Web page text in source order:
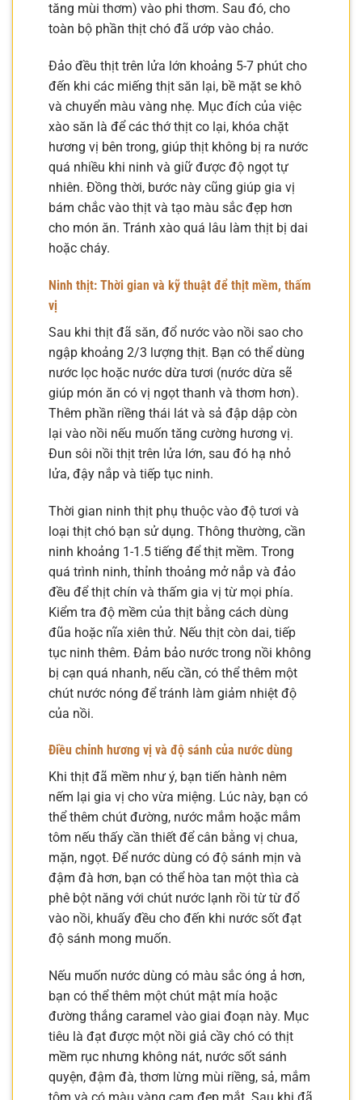
tăng mùi thơm) vào phi thơm. Sau đó, cho
toàn bộ phần thịt chó đã ướp vào chảo.
Đảo đều thịt trên lửa lớn khoảng 5-7 phút cho
đến khi các miếng thịt săn lại, bề mặt se khô
và chuyển màu vàng nhẹ. Mục đích của việc
xào săn là để các thớ thịt co lại, khóa chặt
hương vị bên trong, giúp thịt không bị ra nước
quá nhiều khi ninh và giữ được độ ngọt tự
nhiên. Đồng thời, bước này cũng giúp gia vị
bám chắc vào thịt và tạo màu sắc đẹp hơn
cho món ăn. Tránh xào quá lâu làm thịt bị dai
hoặc cháy.
Ninh thịt: Thời gian và kỹ thuật để thịt mềm, thấm
vị
Sau khi thịt đã săn, đổ nước vào nồi sao cho
ngập khoảng 2/3 lượng thịt. Bạn có thể dùng
nước lọc hoặc nước dừa tươi (nước dừa sẽ
giúp món ăn có vị ngọt thanh và thơm hơn).
Thêm phần riềng thái lát và sả đập dập còn
lại vào nồi nếu muốn tăng cường hương vị.
Đun sôi nồi thịt trên lửa lớn, sau đó hạ nhỏ
lửa, đậy nắp và tiếp tục ninh.
Thời gian ninh thịt phụ thuộc vào độ tươi và
loại thịt chó bạn sử dụng. Thông thường, cần
ninh khoảng 1-1.5 tiếng để thịt mềm. Trong
quá trình ninh, thỉnh thoảng mở nắp và đảo
đều để thịt chín và thấm gia vị từ mọi phía.
Kiểm tra độ mềm của thịt bằng cách dùng
đũa hoặc nĩa xiên thử. Nếu thịt còn dai, tiếp
tục ninh thêm. Đảm bảo nước trong nồi không
bị cạn quá nhanh, nếu cần, có thể thêm một
chút nước nóng để tránh làm giảm nhiệt độ
của nồi.
Điều chỉnh hương vị và độ sánh của nước dùng
Khi thịt đã mềm như ý, bạn tiến hành nêm
nếm lại gia vị cho vừa miệng. Lúc này, bạn có
thể thêm chút đường, nước mắm hoặc mắm
tôm nếu thấy cần thiết để cân bằng vị chua,
mặn, ngọt. Để nước dùng có độ sánh mịn và
đậm đà hơn, bạn có thể hòa tan một thìa cà
phê bột năng với chút nước lạnh rồi từ từ đổ
vào nồi, khuấy đều cho đến khi nước sốt đạt
độ sánh mong muốn.
Nếu muốn nước dùng có màu sắc óng ả hơn,
bạn có thể thêm một chút mật mía hoặc
đường thắng caramel vào giai đoạn này. Mục
tiêu là đạt được một nồi giả cầy chó có thịt
mềm rục nhưng không nát, nước sốt sánh
quyện, đậm đà, thơm lừng mùi riềng, sả, mắm